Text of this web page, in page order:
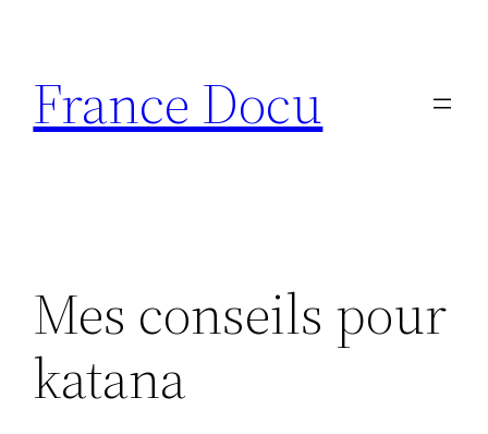
contenu
France Docu
Mes conseils pour
katana